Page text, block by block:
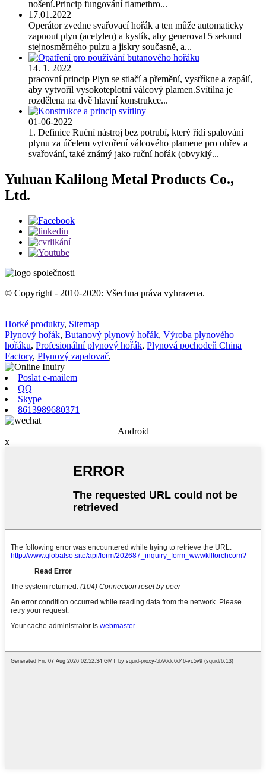
nošení.Princip fungování flamethro...
17.01.2022
Operátor zvedne svařovací hořák a ten může automaticky
zapnout plyn (acetylen) a kyslík, aby generoval 5 sekund
stejnosměrného pulzu a jiskry současně, a...
14. 1. 2022
pracovní princip Plyn se stlačí a přemění, vystříkne a zapálí,
aby vytvořil vysokoteplotní válcový plamen.Svítilna je
rozdělena na dvě hlavní konstrukce...
01-06-2022
1. Definice Ruční nástroj bez potrubí, který řídí spalování
plynu za účelem vytvoření válcového plamene pro ohřev a
svařování, také známý jako ruční hořák (obvyklý...
Yuhuan Kalilong Metal Products Co.,
Ltd.
© Copyright - 2010-2020: Všechna práva vyhrazena.
Horké produkty, Sitemap
Plynový hořák, Butanový plynový hořák, Výroba plynového
hořáku, Profesionální plynový hořák, Plynová pochodeň China
Factory, Plynový zapalovač,
Poslat e-mailem
QQ
Skype
8613989680371
Android
x